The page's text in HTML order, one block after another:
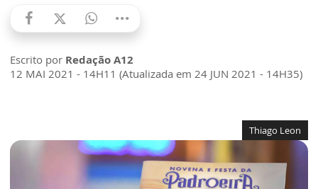
Escrito por Redação A12
12 MAI 2021 - 14H11 (Atualizada em 24 JUN 2021 - 14H35)
Thiago Leon